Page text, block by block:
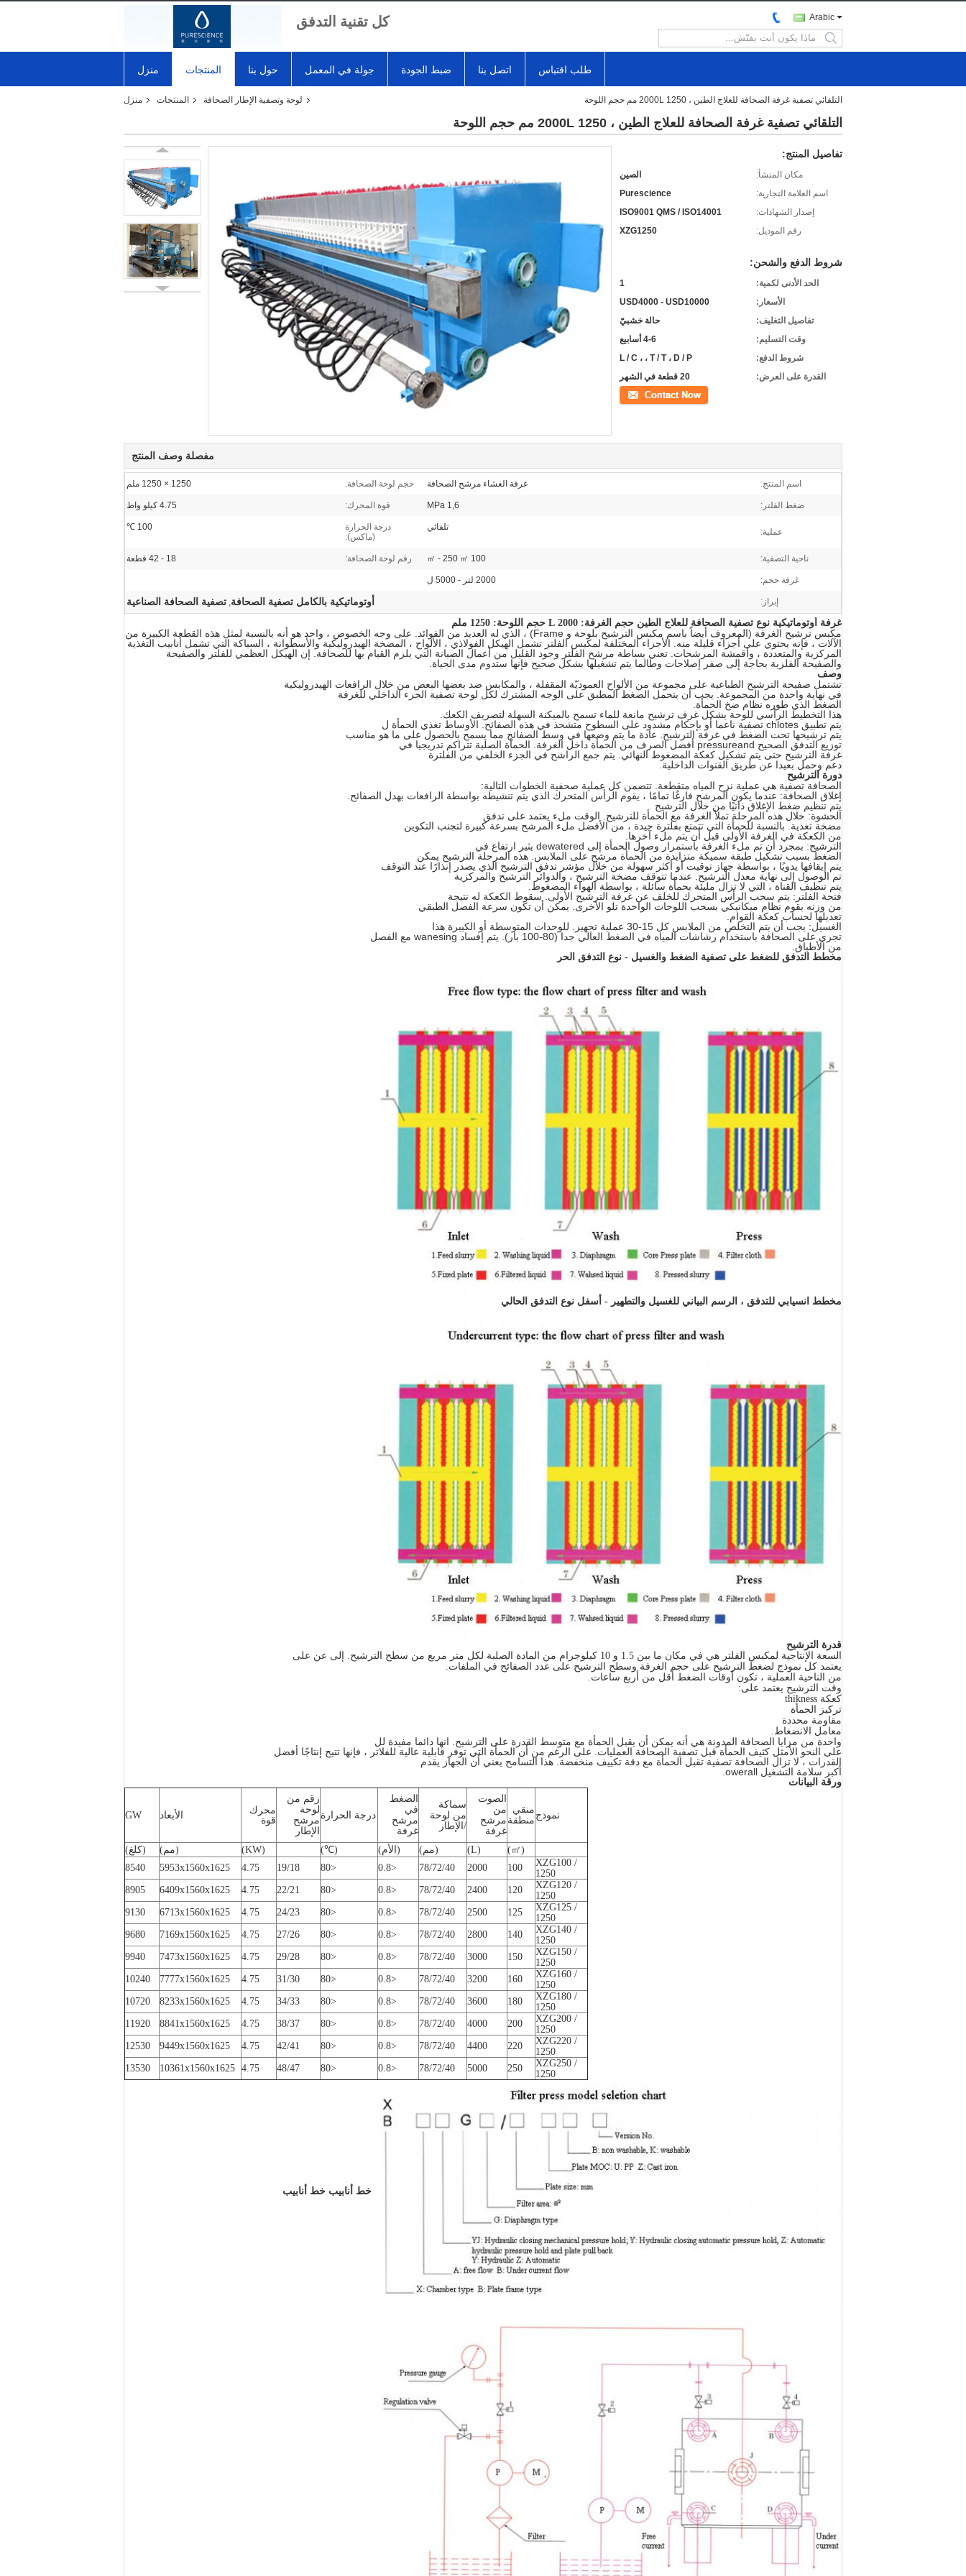
كل تقنية التدفق Arabic
search
منزل المنتجات حول بنا جولة في المعمل ضبط الجودة اتصل بنا طلب اقتباس
منزل المنتجات لوحة وتصفية الإطار الصحافة التلقائي تصفية غرفة الصحافة للعلاج الطين ، 2000L 1250 مم حجم اللوحة
التلقائي تصفية غرفة الصحافة للعلاج الطين ، 2000L 1250 مم حجم اللوحة
تفاصيل المنتج:
مكان المنشأ:
الصين
اسم العلامة التجارية:
Purescience
إصدار الشهادات:
ISO9001 QMS / ISO14001
رقم الموديل:
XZG1250
شروط الدفع والشحن:
الحد الأدنى لكمية:
1
الأسعار:
USD4000 - USD10000
تفاصيل التغليف:
حالة خشبيّ
وقت التسليم:
4-6 أسابيع
شروط الدفع:
L / C ، ، T / T ، D / P
القدرة على العرض:
20 قطعة في الشهر
اتصل
مفصلة وصف المنتج
اسم المنتج: غرفة الغشاء مرشح الصحافة حجم لوحة الصحافة: 1250 × 1250 ملم
ضغط الفلتر: 1,6 MPa قوة المحرك: 4.75 كيلو واط
عملية: تلقائي
درجة الحرارة
(ماكس):
100 ℃
ناحية التصفية: 100 ㎡ - 250 ㎡ رقم لوحة الصحافة: 18 - 42 قطعة
غرفة حجم: 2000 لتر - 5000 ل
إبراز: أوتوماتيكية بالكامل تصفية الصحافة, تصفية الصحافة الصناعية
غرفة أوتوماتيكية نوع تصفية الصحافة للعلاج الطين حجم الغرفة: 2000 L حجم اللوحة: 1250 ملم
مكبس ترشيح الغرفة (المعروف أيضاً باسم مكبس الترشيح بلوحة و Frame) ، الذي له العديد من الفوائد. على وجه الخصوص ، واحد هو أنه بالنسبة لمثل هذه القطعة الكبيرة من
الآلات ، فإنه يحتوي على أجزاء قليلة منه. الأجزاء المختلفة لمكبس الفلتر تشمل الهيكل الفولاذي ، الألواح ، المضخة الهيدروليكية والأسطوانة ، السباكة التي تشمل أنابيب التغذية
المركزية والمتعددة ، وأقمشة المرشحات. تعني بساطة مرشح الفلتر وجود القليل من أعمال الصيانة التي يلزم القيام بها للصحافة. إن الهيكل العظمي للفلتر والصفيحة
والصفيحة الفلزية بحاجة إلى صفر إصلاحات وطالما يتم تشغيلها بشكل صحيح فإنها ستدوم مدى الحياة.
وصف
تشتمل صفيحة الترشيح الطباعية على مجموعة من الألواح العموديّة المقفلة ، والمكابس ضد بعضها البعض من خلال الرافعات الهيدروليكية
في نهاية واحدة من المجموعة. يجب أن يتحمل الضغط المطبق على الوجه المشترك لكل لوحة تصفية الجزء الداخلي للغرفة
الضغط الذي طوره نظام ضخ الحمأة.
هذا التخطيط الرأسي للوحة يشكل غرف ترشيح مانعة للماء تسمح بالميكنة السهلة لتصريف الكعك.
يتم تطبيق chlotes تصفية ناعما أو بإحكام مشدود على السطوح متشحذ في هذه الصفائح. الأوساط تغذي الحمأة ل
يتم ترشيحها تحت الضغط في غرفة الترشيح. عادة ما يتم وضعها في وسط الصفائح مما يسمح بالحصول على ما هو مناسب
توزيع التدفق الصحيح pressureand أفضل الصرف من الحمأة داخل الغرفة. الحمأة الصلبة تتراكم تدريجيا في
غرفة الترشيح حتى يتم تشكيل كعكة المضغوط النهائي. يتم جمع الراشح في الجزء الخلفي من الفلترة
دعم وحمل بعيدا عن طريق القنوات الداخلية.
دورة الترشيح
الصحافة تصفية هي عملية نزح المياه متقطعة. تتضمن كل عملية صحفية الخطوات التالية:
إغلاق الصحافة: عندما يكون المرشح فارغًا تمامًا ، يقوم الرأس المتحرك الذي يتم تنشيطه بواسطة الرافعات بهدل الصفائح.
يتم تنظيم ضغط الإغلاق ذاتيًا من خلال الترشيح
الحشوة: خلال هذه المرحلة تملأ الغرفة مع الحمأة للترشيح. الوقت ملء يعتمد على تدفق
مضخة تغذية. بالنسبة للحمأة التي تتمتع بفلترة جيدة ، من الأفضل ملء المرشح بسرعة كبيرة لتجنب التكوين
من الكعكة في الغرفة الأولى قبل أن يتم ملء آخرها.
الترشيح: بمجرد أن تم ملء الغرفة باستمرار وصول الحمأة إلى dewatered يثير ارتفاع في
الضغط بسبب تشكيل طبقة سميكة متزايدة من الحمأة مرشح على الملابس. هذه المرحلة الترشيح يمكن
يتم إيقافها يدويًا ، بواسطة جهاز توقيت أو أكثر سهولة من خلال مؤشر تدفق الترشيح الذي يصدر إنذارًا عند التوقف
تم الوصول إلى نهاية معدل الترشيح. عندما تتوقف مضخة الترشيح ، والدوائر الترشيح والمركزية
يتم تنظيف القناة ، التي لا تزال مليئة بحمأة سائلة ، بواسطة الهواء المضغوط.
فتحة الفلتر: يتم سحب الرأس المتحرك للخلف عن غرفة الترشيح الأولى. سقوط الكعكة له نتيجة
من وزنه يقوم نظام ميكانيكي بسحب اللوحات الواحدة تلو الأخرى. يمكن أن تكون سرعة الفصل الطبقي
تعديلها لحساب كعكة القوام.
الغسيل: يجب أن يتم التخلص من الملابس كل 15-30 عملية تجهيز. للوحدات المتوسطة أو الكبيرة هذا
تجري على الصحافة باستخدام رشاشات المياه في الضغط العالي جدا (80-100 بار). يتم إفساد wanesing مع الفصل
من الأطباق.
مخطط التدفق للضغط على تصفية الضغط والغسيل - نوع التدفق الحر
مخطط انسيابي للتدفق ، الرسم البياني للغسيل والتطهير - أسفل نوع التدفق الحالي
قدرة الترشيح
السعة الإنتاجية لمكبس الفلتر هي في مكان ما بين 1.5 و 10 كيلوجرام من المادة الصلبة لكل متر مربع من سطح الترشيح.
إلى عن على
يعتمد كل نموذج لضغط الترشيح على حجم الغرفة وسطح الترشيح على عدد الصفائح في الملفات.
من الناحية العملية ، تكون أوقات الضغط أقل من أربع ساعات.
وقت الترشيح يعتمد على:
كعكة thikness
تركيز الحمأة
مقاومة محددة
معامل الانضغاط.
واحدة من مزايا الصحافة المدونة هي أنه يمكن أن يقبل الحمأة مع متوسط ​​القدرة على الترشيح. انها دائما مفيدة لل
على النحو الأمثل كثيف الحمأة قبل تصفية الصحافة العمليات. على الرغم من أن الحمأة التي توفر قابلية عالية للفلاتر ، فإنها تتيح إنتاجًا أفضل
القدرات ، لا تزال الصحافة تصفية تقبل الحمأة مع دقة تكييف منخفضة. هذا التسامح يعني أن الجهاز يقدم
أكبر سلامة التشغيل owerall.
ورقة البيانات
نموذج
منقي
منطقة
الصوت
من
مرشح
غرفة
سماكة
من لوحة
/الإطار
الضغط
في
مرشح
غرفة
درجة الحرارة
رقم من
لوحة
مرشح
الإطار
محرك
قوة
الأبعاد GW
(㎡)
(L) (مم) (الأم) (℃)
(KW) (مم)
(كلغ)
XZG100 /
1250
100
2000
78/72/40
<0.8
<80
19/18
4.75
5953x1560x1625
8540
XZG120 /
1250
120
2400
78/72/40
<0.8
<80
22/21
4.75
6409x1560x1625
8905
XZG125 /
1250
125
2500
78/72/40
<0.8
<80
24/23
4.75
6713x1560x1625
9130
XZG140 /
1250
140
2800
78/72/40
<0.8
<80
27/26
4.75
7169x1560x1625
9680
XZG150 /
1250
150
3000
78/72/40
<0.8
<80
29/28
4.75
7473x1560x1625
9940
XZG160 /
1250
160
3200
78/72/40
<0.8
<80
31/30
4.75
7777x1560x1625
10240
XZG180 /
1250
180
3600
78/72/40
<0.8
<80
34/33
4.75
8233x1560x1625
10720
XZG200 /
1250
200
4000
78/72/40
<0.8
<80
38/37
4.75
8841x1560x1625
11920
XZG220 /
1250
220
4400
78/72/40
<0.8
<80
42/41
4.75
9449x1560x1625
12530
XZG250 /
1250
250
5000
78/72/40
<0.8
<80
48/47
4.75
10361x1560x1625
13530
خط أنابيب خط أنابيب